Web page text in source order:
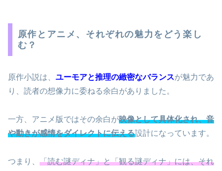
原作とアニメ、それぞれの魅力をどう楽し
む？
原作小説は、 ユーモアと推理の緻密なバランスが魅力であ
り、読者の想像力に委ねる余白がありました。
一方、アニメ版ではその余白が映像として具体化され、音
や動きが感情をダイレクトに伝える設計になっています。
つまり、 「読む謎ディナ」と「観る謎ディナ」には、それ